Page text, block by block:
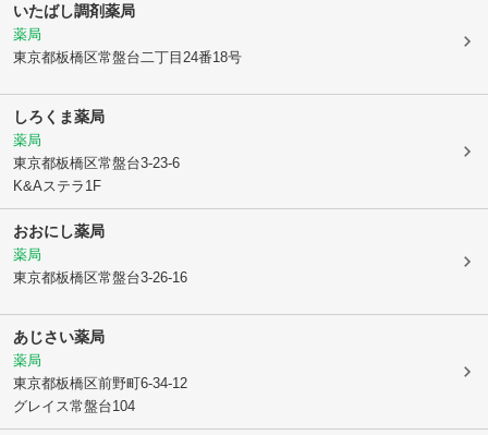
いたばし調剤薬局
薬局
東京都板橋区常盤台二丁目24番18号
しろくま薬局
薬局
東京都板橋区常盤台3-23-6
K&Aステラ1F
おおにし薬局
薬局
東京都板橋区常盤台3-26-16
あじさい薬局
薬局
東京都板橋区前野町6-34-12
グレイス常盤台104